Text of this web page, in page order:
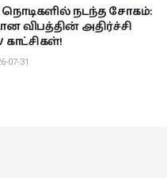
நொடிகளில் நடந்த சோகம்:
விபத்தின் அதிர்ச்சி
காட்சிகள்!
07-31